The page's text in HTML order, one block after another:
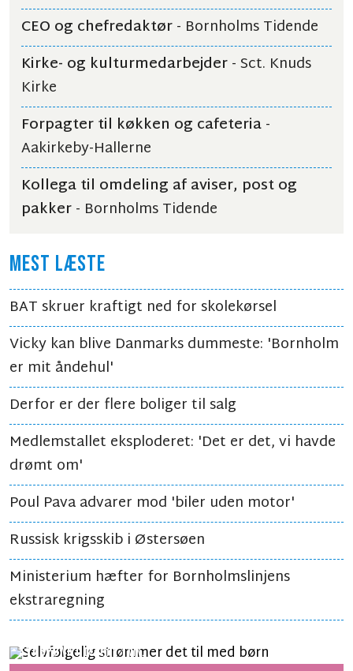
CEO og chefredaktør- Bornholms Tidende
Kirke- og kulturmedarbejder- Sct. Knuds
Kirke
Forpagter til køkken og cafeteria-
Aakirkeby-Hallerne
Kollega til omdeling af aviser, post og
pakker- Bornholms Tidende
MEST LÆSTE
BAT skruer kraftigt ned for skolekørsel
Vicky kan blive Danmarks dummeste: 'Bornholm
er mit åndehul'
Derfor er der flere boliger til salg
Medlemstallet eksploderet: 'Det er det, vi havde
drømt om'
Poul Pava advarer mod 'biler uden motor'
Russisk krigsskib i Østersøen
Ministerium hæfter for Bornholmslinjens
ekstraregning
SYNSPUNKT LÆSETID 1 MIN.